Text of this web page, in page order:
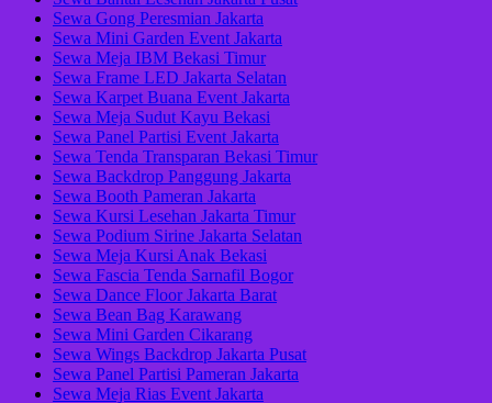
Sewa Gong Peresmian Jakarta
Sewa Mini Garden Event Jakarta
Sewa Meja IBM Bekasi Timur
Sewa Frame LED Jakarta Selatan
Sewa Karpet Buana Event Jakarta
Sewa Meja Sudut Kayu Bekasi
Sewa Panel Partisi Event Jakarta
Sewa Tenda Transparan Bekasi Timur
Sewa Backdrop Panggung Jakarta
Sewa Booth Pameran Jakarta
Sewa Kursi Lesehan Jakarta Timur
Sewa Podium Sirine Jakarta Selatan
Sewa Meja Kursi Anak Bekasi
Sewa Fascia Tenda Sarnafil Bogor
Sewa Dance Floor Jakarta Barat
Sewa Bean Bag Karawang
Sewa Mini Garden Cikarang
Sewa Wings Backdrop Jakarta Pusat
Sewa Panel Partisi Pameran Jakarta
Sewa Meja Rias Event Jakarta